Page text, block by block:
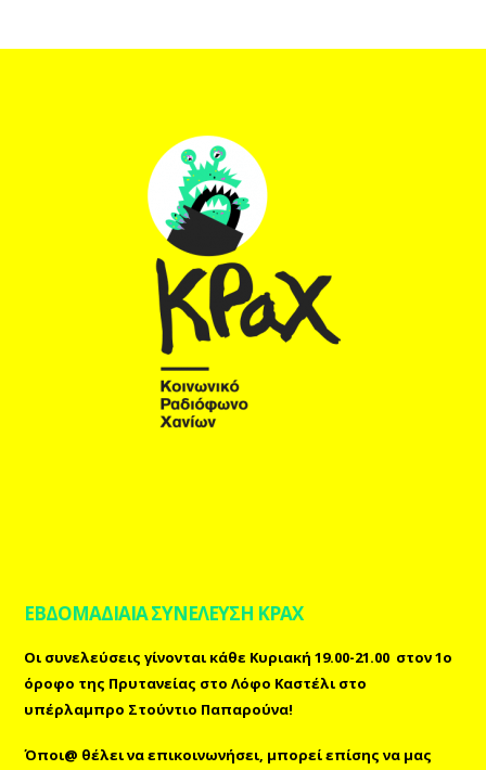
ΕΒΔΟΜΑΔΙΑΙΑ ΣΥΝΕΛΕΥΣΗ ΚΡΑΧ
Οι συνελεύσεις γίνονται κάθε Κυριακή 19.00-21.00 στον 1ο
όροφο της Πρυτανείας στο Λόφο Καστέλι στο
υπέρλαμπρο Στούντιο Παπαρούνα!
Όποι@ θέλει να επικοινωνήσει, μπορεί επίσηςνα μας